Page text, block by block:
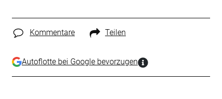
Kommentare Teilen
Autoflotte bei Google bevorzugen